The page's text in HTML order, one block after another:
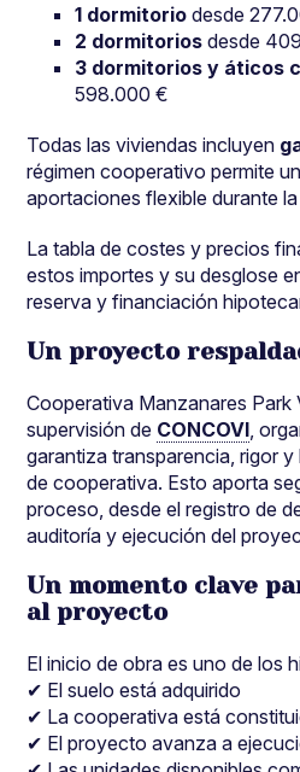
1 dormitorio desde
2 dormitorios desde
3 dormitorios y áticos
598.000 €
Todas las viviendas incluyen
régimen cooperativo permite
aportaciones flexible durante
La tabla de costes y precios
estos importes y su desglose
reserva y financiación
Un proyecto
Cooperativa Manzanares
supervisión de CONCOVI ,
garantiza transparencia, rigor
de cooperativa. Esto aporta
proceso, desde el registro de
auditoría y ejecución del
Un momento clave
al proyecto
El inicio de obra es uno de los
✔ El suelo está adquirido
✔ La cooperativa está
✔ El proyecto avanza a